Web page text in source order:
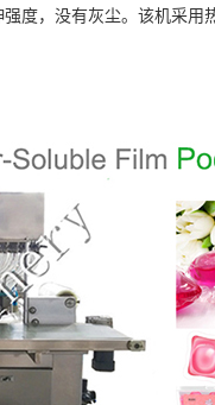
度，没有灰尘。该机采用